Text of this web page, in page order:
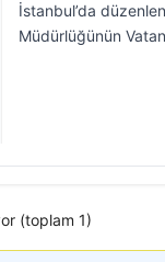
İstanbul’da
Müdürlüğünün
(toplam 1)